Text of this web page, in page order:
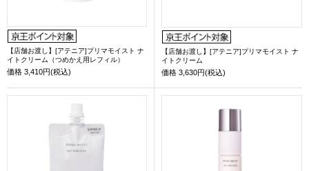
【店舗お渡し】[アテニア]プリマモイスト ナ
イトクリーム（つめかえ用レフィル）
価格 3,410円(税込)
【店舗お渡し】[アテニア]プリマモイスト ナ
イトクリーム
価格 3,630円(税込)